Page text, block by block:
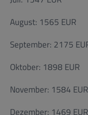
August: 1565 EUR
September: 2175
Oktober: 1898 EUR
November: 1584 EUR
Dezember: 1469 EUR